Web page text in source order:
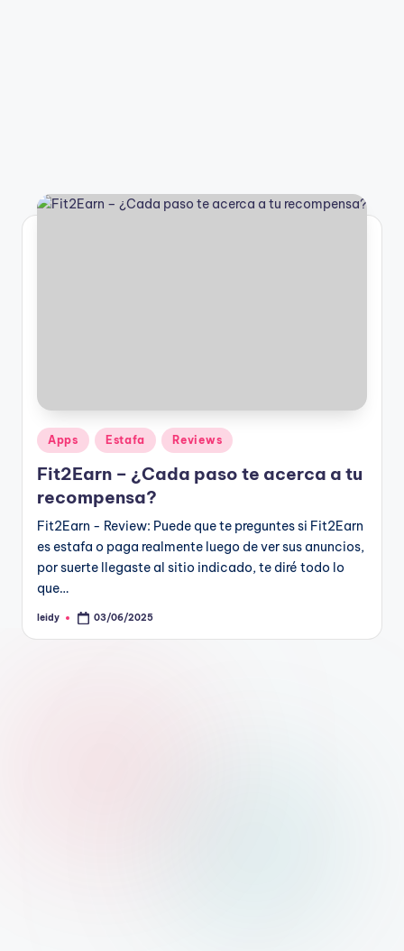
Publicado
en
Apps Estafa Reviews
Fit2Earn – ¿Cada paso te acerca a tu
recompensa?
Fit2Earn - Review: Puede que te preguntes si Fit2Earn
es estafa o paga realmente luego de ver sus anuncios,
por suerte llegaste al sitio indicado, te diré todo lo
que…
Publicado
leidy 03/06/2025